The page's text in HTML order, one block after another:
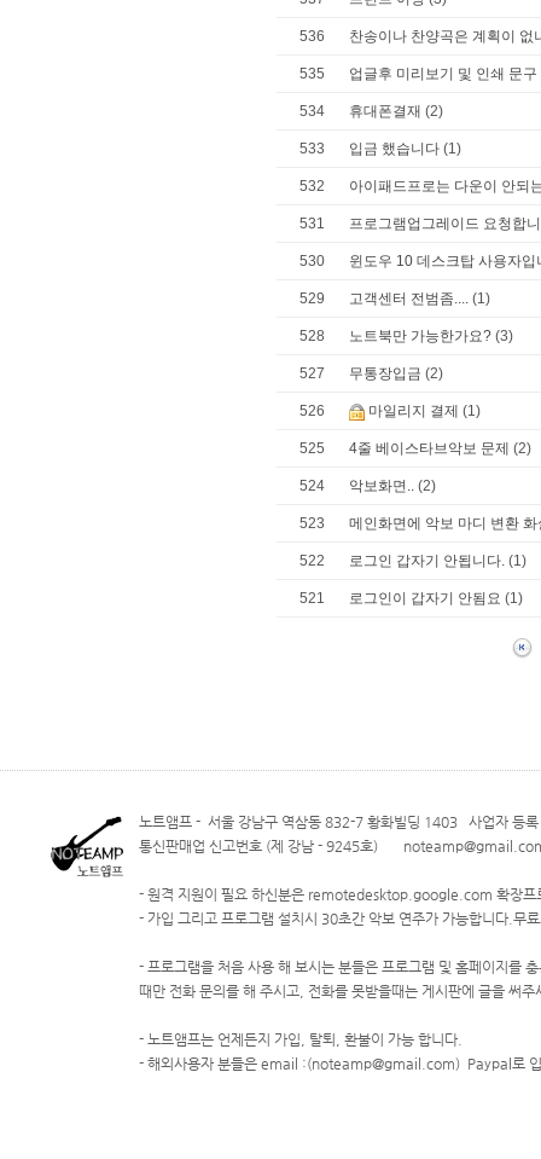
536 찬송이나 찬양곡은 계획이 없
535 업글후 미리보기 및 인쇄 문
534 휴대폰결재 (2)
533 입금 했습니다 (1)
532 아이패드프로는 다운이 안되
531 프로그램업그레이드 요청합
530 윈도우 10 데스크탑 사용자
529 고객센터 전범좀.... (1)
528 노트북만 가능한가요? (3)
527 무통장입금 (2)
526 마일리지 결제 (1)
525 4줄 베이스타브악보 문제 (2)
524 악보화면.. (2)
523 메인화면에 악보 마디 변환
522 로그인 갑자기 안됩니다. (1)
521 로그인이 갑자기 안됨요 (1)
노트앰프 - 서울 강남구 역삼동 832-7 황화빌딩 1403 사업자 등
통신판매업 신고번호 (제 강남 - 9245호)
- 원격 지원이 필요 하신분은 remotedesktop.google.com 확장프
- 가입 그리고 프로그램 설치시 30초간 악보 연주가 가능합니다.무
- 프로그램을 처음 사용 해 보시는 분들은 프로그램 및 홈페이지를
때만 전화 문의를 해 주시고, 전화를 못받을때는 게시판에 글을 써
- 노트앰프는 언제든지 가입, 탈퇴, 환불이 가능 합니다.
- 해외사용자 분들은 email :(noteamp@gmail.com) Paypal로